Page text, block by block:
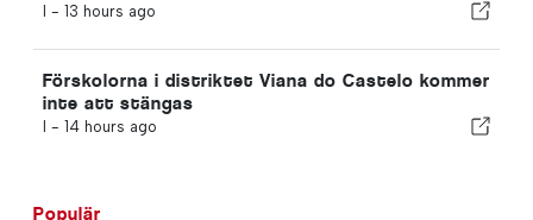
I - 13 hours ago
Förskolorna i distriktet Viana do Castelo kommer
inte att stängas
I - 14 hours ago
Populär